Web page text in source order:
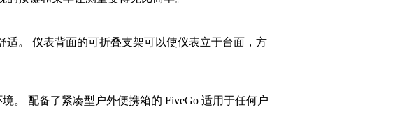
适。 仪表背面的可折叠支架可以使仪表立于台面，方
。 配备了紧凑型户外便携箱的 FiveGo 适用于任何户